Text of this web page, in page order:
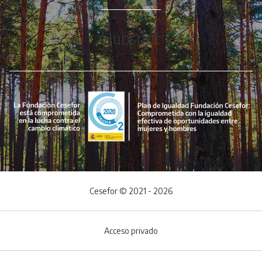
Hubspot
Cesefor © 2021 - 2026
Acceso privado